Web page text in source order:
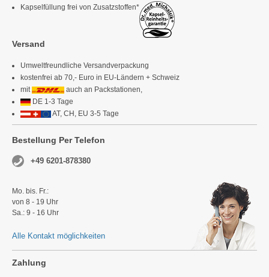
Kapselfüllung frei von Zusatzstoffen*
Versand
Umweltfreundliche Versandverpackung
kostenfrei ab 70,- Euro in EU-Ländern + Schweiz
mit
auch an Packstationen,
DE 1-3 Tage
AT, CH, EU 3-5 Tage
Bestellung Per Telefon
+49 6201-878380
Mo. bis. Fr.:
von 8 - 19 Uhr
Sa.: 9 - 16 Uhr
Alle Kontakt möglichkeiten
Zahlung